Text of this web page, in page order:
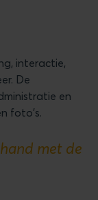
interactie,
De
en
foto's.
met de